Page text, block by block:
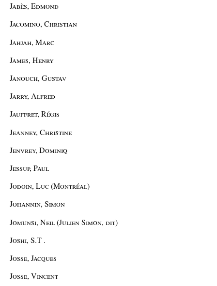
Jabès, Edmond
Jacomino, Christian
Jahjah, Marc
James, Henry
Janouch, Gustav
Jarry, Alfred
Jauffret, Régis
Jeanney, Christine
Jenvrey, Dominiq
Jessup, Paul
Jodoin, Luc (Montréal)
Johannin, Simon
Jomunsi, Neil (Julien Simon, dit)
Joshi, S.T .
Josse, Jacques
Josse, Vincent